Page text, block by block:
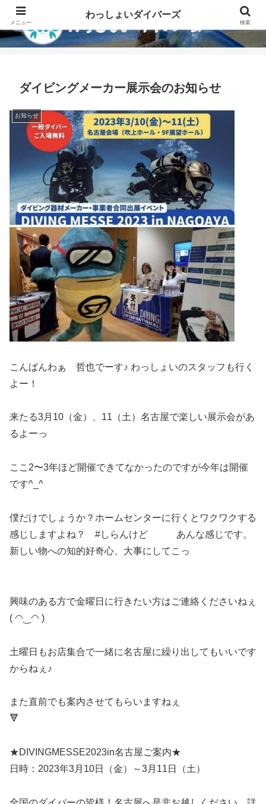
ダイビングメーカー展示会のお知らせ
お知らせ
こんばんわぁ 哲也でーす♪ わっしょいのスタッフも行く
よー！
来たる3月10（金）、11（土）名古屋で楽しい展示会があ
るよーっ
ここ2〜3年ほど開催できてなかったのですが今年は開催
です^_^
僕だけでしょうか？ホームセンターに行くとワクワクする
感じしますよね？ #しらんけど あんな感じです。
新しい物への知的好奇心、大事にしてこっ
興味のある方で金曜日に行きたい方はご連絡くださいねぇ
( ◠‿◠ )
土曜日もお店集合で一緒に名古屋に繰り出してもいいです
からねぇ♪
また直前でも案内させてもらいますねぇ
🔻
★DIVINGMESSE2023in名古屋ご案内★
日時：2023年3月10日（金）～3月11日（土）
メニュー
わっしょいダイバーズ
検索